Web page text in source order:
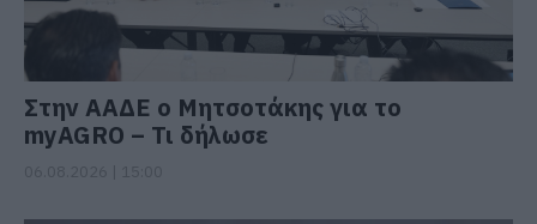
Στην ΑΑΔΕ ο Μητσοτάκης για το
myAGRO – Τι δήλωσε